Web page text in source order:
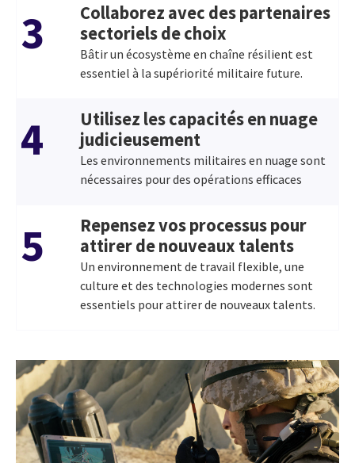
3
Collaborez avec des partenaires
sectoriels de choix
Bâtir un écosystème en chaîne résilient est
essentiel à la supériorité militaire future.
4
Utilisez les capacités en nuage
judicieusement
Les environnements militaires en nuage sont
nécessaires pour des opérations efficaces
5
Repensez vos processus pour
attirer de nouveaux talents
Un environnement de travail flexible, une
culture et des technologies modernes sont
essentiels pour attirer de nouveaux talents.